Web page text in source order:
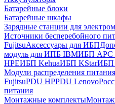
Батарейные блоки
Батарейные шкафы
Зарядные станции для
Источники бесперебойного
FujitsuАксессуары для ИБП
модуль для ИПБ IBMИБП APC
HPEИБП KehuaИБП KStarИБП
Модули распределения питания
FujitsuPDU HPPDU Lenovo
питания
Монтажные комплекты